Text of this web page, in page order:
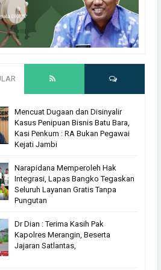
Mencuat Dugaan dan Disinyalir
Kasus Penipuan Bisnis Batu Bara,
Kasi Penkum : RA Bukan Pegawai
Kejati Jambi
Narapidana Memperoleh Hak
Integrasi, Lapas Bangko Tegaskan
Seluruh Layanan Gratis Tanpa
Pungutan
Dr Dian : Terima Kasih Pak
Kapolres Merangin, Beserta
Jajaran Satlantas,